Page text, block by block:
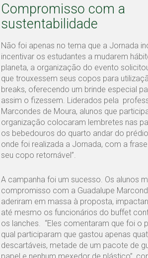
Compromisso com a
sustentabilidade
Não foi apenas no tema que a Jornada
incentivar os estudantes a mudarem
planeta, a organização do evento
que trouxessem seus copos para
breaks, oferecendo um brinde especial
assim o fizessem. Liderados pela
Marcondes de Moura, alunos que
organização colocaram lembretes nas
os bebedouros do quarto andar do
onde foi realizada a Jornada, com a frase
seu copo retornável”.
A campanha foi um sucesso. Os alunos
compromisso com a Guadalupe
aderiram em massa à proposta,
até mesmo os funcionários do buffet
os lanches. “Eles comentaram que foi o
qual participaram que gastou apenas
descartáveis, metade de um pacote de